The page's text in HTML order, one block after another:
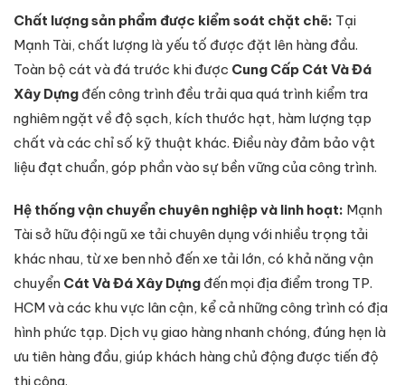
Chất lượng sản phẩm được kiểm soát chặt chẽ: Tại
Mạnh Tài, chất lượng là yếu tố được đặt lên hàng đầu.
Toàn bộ cát và đá trước khi được Cung Cấp Cát Và Đá
Xây Dựng đến công trình đều trải qua quá trình kiểm tra
nghiêm ngặt về độ sạch, kích thước hạt, hàm lượng tạp
chất và các chỉ số kỹ thuật khác. Điều này đảm bảo vật
liệu đạt chuẩn, góp phần vào sự bền vững của công trình.
Hệ thống vận chuyển chuyên nghiệp và linh hoạt: Mạnh
Tài sở hữu đội ngũ xe tải chuyên dụng với nhiều trọng tải
khác nhau, từ xe ben nhỏ đến xe tải lớn, có khả năng vận
chuyển Cát Và Đá Xây Dựng đến mọi địa điểm trong TP.
HCM và các khu vực lân cận, kể cả những công trình có địa
hình phức tạp. Dịch vụ giao hàng nhanh chóng, đúng hẹn là
ưu tiên hàng đầu, giúp khách hàng chủ động được tiến độ
thi công.